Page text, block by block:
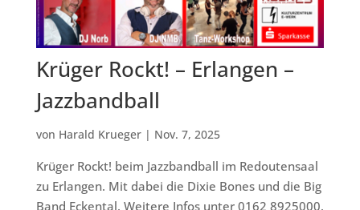
Krüger Rockt! – Erlangen –
Jazzbandball
von Harald Krueger| Nov. 7, 2025
Krüger Rockt! beim Jazzbandball im Redoutensaal
zu Erlangen. Mit dabei die Dixie Bones und die Big
Band Eckental. Weitere Infos unter 0162 8925000.